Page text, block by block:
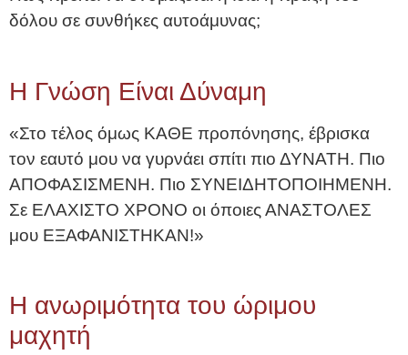
δόλου σε συνθήκες αυτοάμυνας;
Η Γνώση Είναι Δύναμη
«Στο τέλος όμως ΚΑΘΕ προπόνησης, έβρισκα
τον εαυτό μου να γυρνάει σπίτι πιο ΔΥΝΑΤΗ. Πιο
ΑΠΟΦΑΣΙΣΜΕΝΗ. Πιο ΣΥΝΕΙΔΗΤΟΠΟΙΗΜΕΝΗ.
Σε ΕΛΑΧΙΣΤΟ ΧΡΟΝΟ οι όποιες ΑΝΑΣΤΟΛΕΣ
μου ΕΞΑΦΑΝΙΣΤΗΚΑΝ!»
Η ανωριμότητα του ώριμου
μαχητή